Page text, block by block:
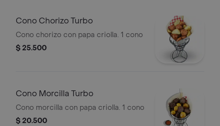
Cono Chorizo Turbo
Cono chorizo con papa criolla. 1 cono
$ 25.500
Cono Morcilla Turbo
Cono morcilla con papa criolla. 1 cono
$ 20.500